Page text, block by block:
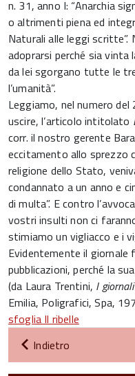
n. 31, anno I: “Anarchia
o altrimenti piena ed
Naturali alle leggi scritte”.
adoprarsi perché sia vinta
da lei sgorgano tutte le
l’umanità”.
Leggiamo, nel numero
uscire, l’articolo intitolato
corr. il nostro gerente
eccitamento allo sprezzo
religione dello Stato,
condannato a un anno e
di multa”. E contro
vostri insulti non ci
stimiamo un vigliacco e i
Evidentemente il
pubblicazioni, perché la
(da Laura Trentini, I
Emilia, Poligrafici, Spa,
sfoglia Il ribelle
Indietro